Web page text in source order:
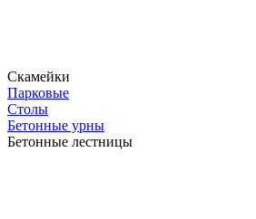
Скамейки
Парковые
Столы
Бетонные урны
Бетонные лестницы